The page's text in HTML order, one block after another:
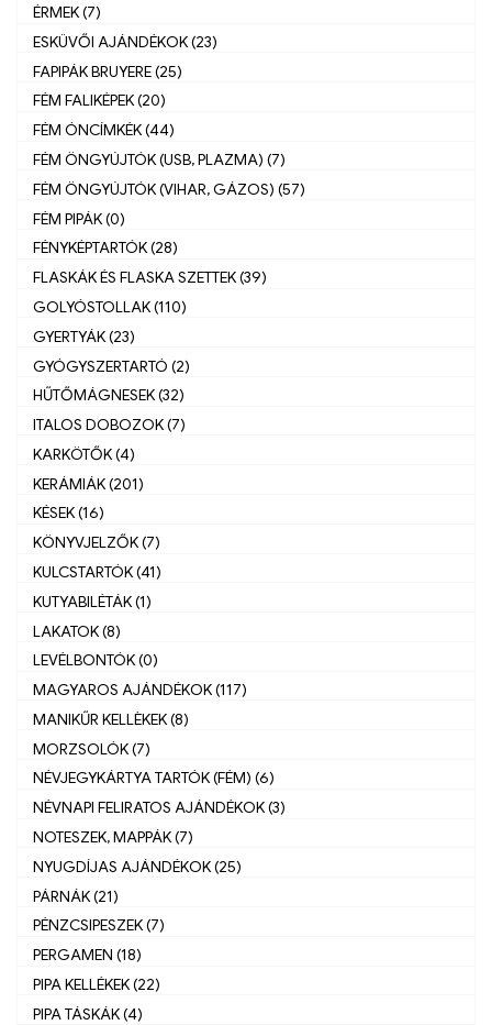
ÉRMEK (7)
ESKÜVŐI AJÁNDÉKOK (23)
FAPIPÁK BRUYERE (25)
FÉM FALIKÉPEK (20)
FÉM ÓNCÍMKÉK (44)
FÉM ÖNGYÚJTÓK (USB, PLAZMA) (7)
FÉM ÖNGYÚJTÓK (VIHAR, GÁZOS) (57)
FÉM PIPÁK (0)
FÉNYKÉPTARTÓK (28)
FLASKÁK ÉS FLASKA SZETTEK (39)
GOLYÓSTOLLAK (110)
GYERTYÁK (23)
GYÓGYSZERTARTÓ (2)
HŰTŐMÁGNESEK (32)
ITALOS DOBOZOK (7)
KARKÖTŐK (4)
KERÁMIÁK (201)
KÉSEK (16)
KÖNYVJELZŐK (7)
KULCSTARTÓK (41)
KUTYABILÉTÁK (1)
LAKATOK (8)
LEVÉLBONTÓK (0)
MAGYAROS AJÁNDÉKOK (117)
MANIKŰR KELLÈKEK (8)
MORZSOLÓK (7)
NÉVJEGYKÁRTYA TARTÓK (FÉM) (6)
NÉVNAPI FELIRATOS AJÁNDÉKOK (3)
NOTESZEK, MAPPÁK (7)
NYUGDÍJAS AJÁNDÉKOK (25)
PÁRNÁK (21)
PÉNZCSIPESZEK (7)
PERGAMEN (18)
PIPA KELLÉKEK (22)
PIPA TÁSKÁK (4)